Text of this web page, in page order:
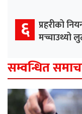
६ प्रहरीको
मच्चाउथ्यो
सम्वन्धित